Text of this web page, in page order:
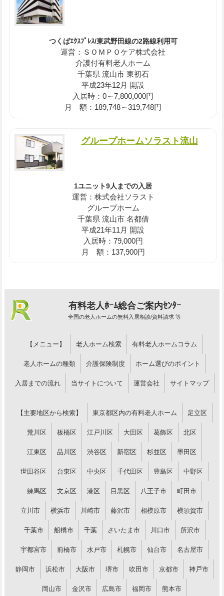
つくばｴｸｽﾌﾟﾚｽ/東武野田線の2路線利用可
運営：ＳＯＭＰＯケア株式会社
介護付有料老人ホーム
千葉県 流山市 東初石
平成23年12月 開設
入居時：0～7,800,000円
月 額：189,748～319,748円
グループホームソラスト流山
1ユニット9人までの入居
運営：株式会社ソラスト
グループホーム
千葉県 流山市 名都借
平成21年11月 開設
入居時：79,000円
月 額：137,900円
有料老人ﾎｰﾑ総合ご案内ｾﾝﾀｰ
全国の老人ホームの無料入居相談/資料請求 等
【メニュー】 老人ホーム検索 有料老人ホームコラム
老人ホームの種類 介護保険制度 ホーム選びのポイント
入居までの流れ 当サイトについて 運営会社 サイトマップ
【主要地区から検索】 東京都区内の有料老人ホーム 足立区
荒川区 板橋区 江戸川区 大田区 葛飾区 北区
江東区 品川区 渋谷区 新宿区 杉並区 墨田区
世田谷区 台東区 中央区 千代田区 豊島区 中野区
練馬区 文京区 港区 目黒区 八王子市 町田市
立川市 横浜市 川崎市 藤沢市 相模原市 横須賀市
千葉市 船橋市 千葉 さいたま市 川口市 所沢市
宇都宮市 前橋市 水戸市 札幌市 仙台市 名古屋市
静岡市 浜松市 大阪市 堺市 吹田市 京都市 神戸市
岡山市 金沢市 広島市 福岡市 熊本市